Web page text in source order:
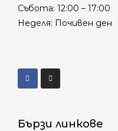
Събота: 12:00 – 17:00
Неделя: Почивен ден
Бързи линкове